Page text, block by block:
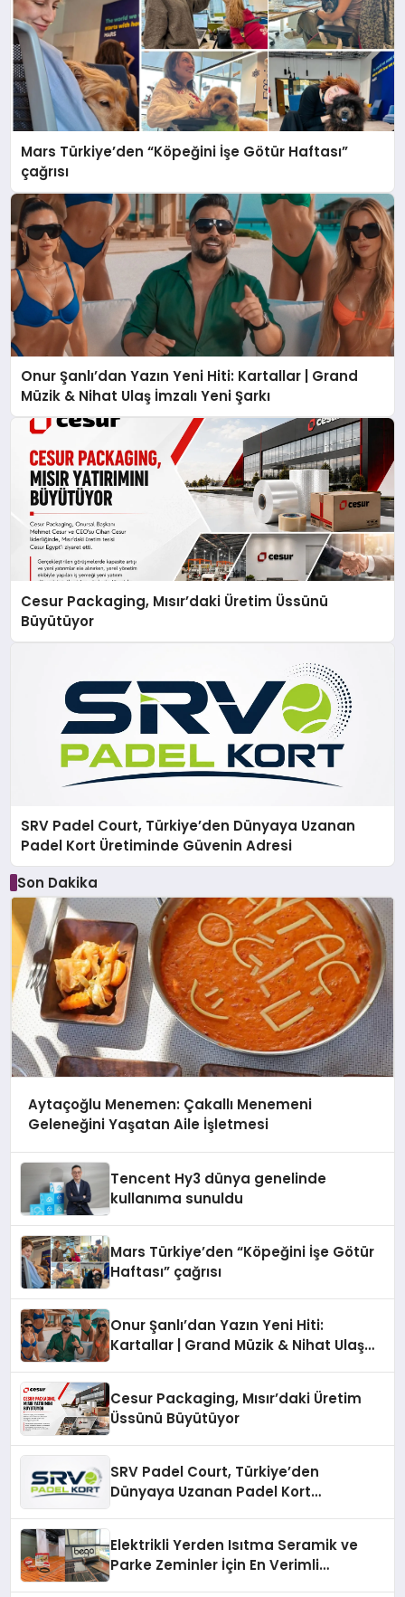
Mars Türkiye’den “Köpeğini İşe Götür Haftası”
çağrısı
Onur Şanlı’dan Yazın Yeni Hiti: Kartallar | Grand
Müzik & Nihat Ulaş İmzalı Yeni Şarkı
Cesur Packaging, Mısır’daki Üretim Üssünü
Büyütüyor
SRV Padel Court, Türkiye’den Dünyaya Uzanan
Padel Kort Üretiminde Güvenin Adresi
Son Dakika
Aytaçoğlu Menemen: Çakallı Menemeni
Geleneğini Yaşatan Aile İşletmesi
Tencent Hy3 dünya genelinde
kullanıma sunuldu
Mars Türkiye’den “Köpeğini İşe Götür
Haftası” çağrısı
Onur Şanlı’dan Yazın Yeni Hiti:
Kartallar | Grand Müzik & Nihat Ulaş
Cesur Packaging, Mısır’daki Üretim
Üssünü Büyütüyor
SRV Padel Court, Türkiye’den
Dünyaya Uzanan Padel Kort
Elektrikli Yerden Isıtma Seramik ve
Parke Zeminler İçin En Verimli